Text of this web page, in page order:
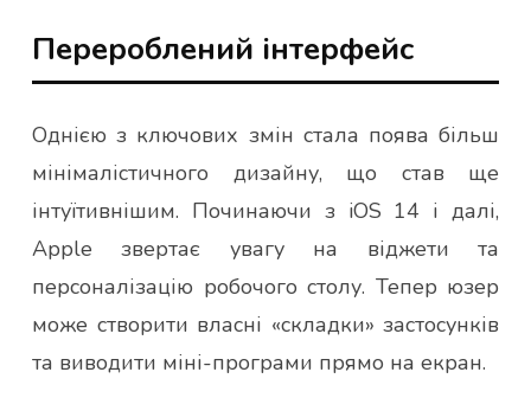
Перероблений інтерфейс
Однією з ключових змін стала поява більш
мінімалістичного дизайну, що став ще
інтуїтивнішим. Починаючи з iOS 14 і далі,
Apple звертає увагу на віджети та
персоналізацію робочого столу. Тепер юзер
може створити власні «складки» застосунків
та виводити міні-програми прямо на екран.